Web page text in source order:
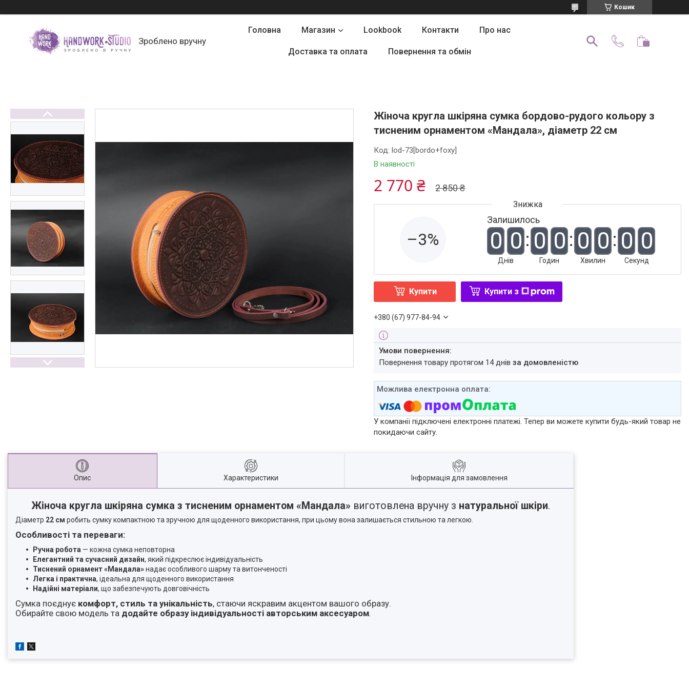
Кошик
Зроблено вручну
Головна Магазин Lookbook Контакти Про нас
Доставка та оплата Повернення та обмін
Жіноча кругла шкіряна сумка бордово-рудого кольору з
тисненим орнаментом «Мандала», діаметр 22 см
В наявності
Код:lod-73[bordo+foxy]
2 850 ₴
2 770 ₴
–3%
Залишилось
0 0
Днів
0 0
Годин
0 0
Хвилин
0 0
Секунд
Купити Купити з
+380 (67) 977-84-94
повернення товару протягом 14 днівза домовленістю
У компанії підключені електронні платежі. Тепер ви можете купити будь-який товар не
покидаючи сайту.
Опис Характеристики Інформація для замовлення
Жіноча кругла шкіряна сумка з тисненим орнаментом «Мандала» виготовлена вручну з натуральної шкіри.
Діаметр 22 см робить сумку компактною та зручною для щоденного використання, при цьому вона залишається стильною та легкою.
Особливості та переваги:
Ручна робота — кожна сумка неповторна
Елегантний та сучасний дизайн, який підкреслює індивідуальність
Тиснений орнамент «Мандала»надає особливого шарму та витонченості
Легка і практична, ідеальна для щоденного використання
Надійні матеріали, що забезпечують довговічність
Сумка поєднує комфорт, стиль та унікальність, стаючи яскравим акцентом вашого образу.
Обирайте свою модель та додайте образу індивідуальності авторським аксесуаром.